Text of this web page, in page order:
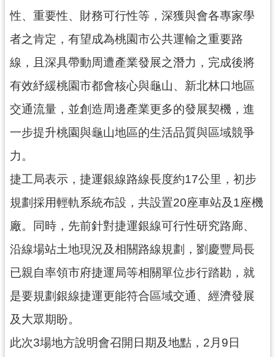
臺
政
府
資
公
開
機
通
訊
回
頁
網
站
覽
市
性、重要性、財務可行性等，深獲與會各專家學
者之肯定，有望成為桃園市公共運輸之重要路
線，且深具帶動周遭產業發展之潛力，完成後將
有效紓緩桃園市都會核心與龜山、新北林口地區
交通流量，並創造周邊產業更多的發展契機，進
一步提升桃園與龜山地區的生活品質與區域競爭
力。
捷工局表示，捷運銀線路線長度約17公里，初步
規劃採用輕軌系統布設，共設置20座車站及1座機
廠。同時，先前針對捷運銀線可行性研究路廊、
沿線場站土地現況及相關路線規劃，劉慶豐局長
已親自率領市府捷運局等相關單位步行踏勘，就
是要規劃銀線捷運更能符合區域交通、經濟發展
及大眾期盼。
此次3場地方說明會召開日期及地點，2月9日